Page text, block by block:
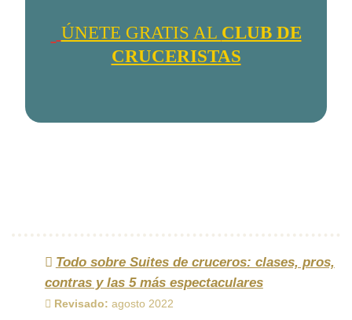
ÚNETE GRATIS AL CLUB DE
CRUCERISTAS
Todo sobre Suites de cruceros: clases, pros,
contras y las 5 más espectaculares
Revisado: agosto 2022